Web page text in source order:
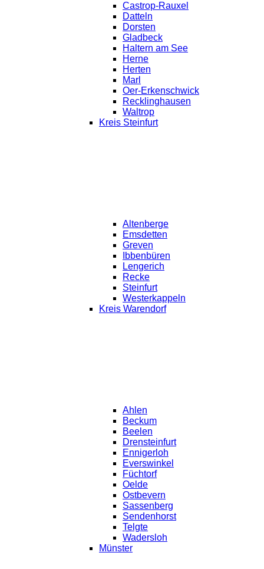
Castrop-Rauxel
Datteln
Dorsten
Gladbeck
Haltern am See
Herne
Herten
Marl
Oer-Erkenschwick
Recklinghausen
Waltrop
Kreis Steinfurt
Altenberge
Emsdetten
Greven
Ibbenbüren
Lengerich
Recke
Steinfurt
Westerkappeln
Kreis Warendorf
Ahlen
Beckum
Beelen
Drensteinfurt
Ennigerloh
Everswinkel
Füchtorf
Oelde
Ostbevern
Sassenberg
Sendenhorst
Telgte
Wadersloh
Münster